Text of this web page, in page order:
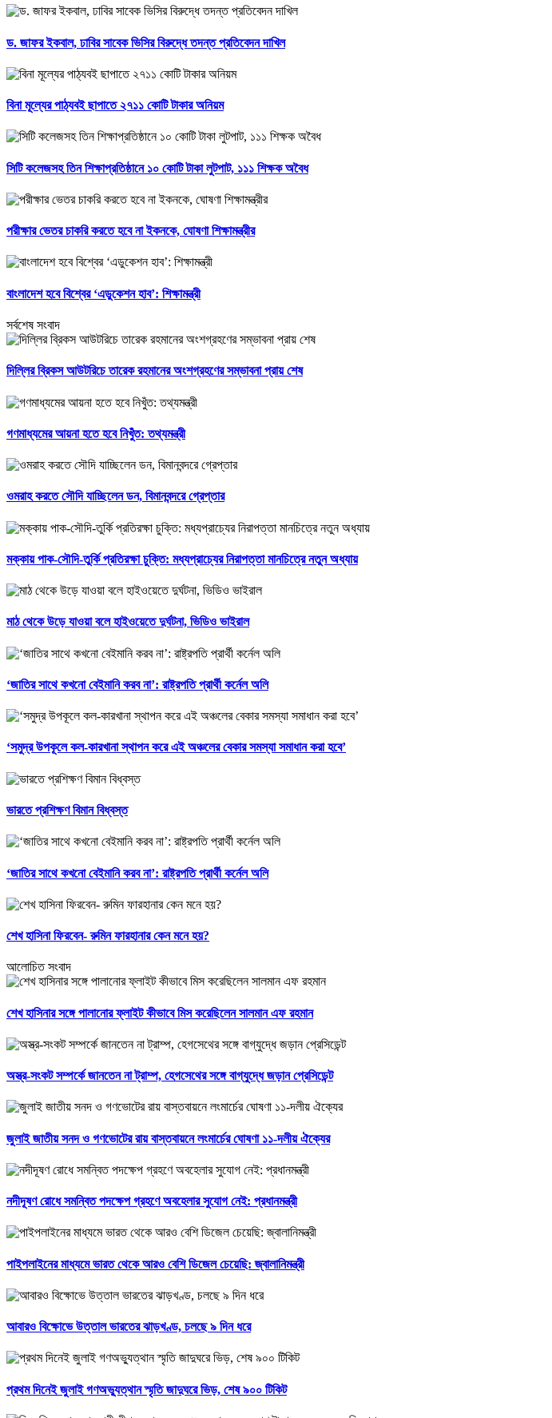
ড. জাফর ইকবাল, ঢাবির সাবেক ভিসির বিরুদ্ধে তদন্ত প্রতিবেদন দাখিল
বিনা মূল্যের পাঠ্যবই ছাপাতে ২৭১১ কোটি টাকার অনিয়ম
সিটি কলেজসহ তিন শিক্ষাপ্রতিষ্ঠানে ১০ কোটি টাকা লুটপাট, ১১১ শিক্ষক অবৈধ
পরীক্ষার ভেতর চাকরি করতে হবে না ইকনকে, ঘোষণা শিক্ষামন্ত্রীর
বাংলাদেশ হবে বিশ্বের ‘এডুকেশন হাব’: শিক্ষামন্ত্রী
সর্বশেষ সংবাদ
দিল্লির ব্রিকস আউটরিচে তারেক রহমানের অংশগ্রহণের সম্ভাবনা প্রায় শেষ
গণমাধ্যমের আয়না হতে হবে নিখুঁত: তথ্যমন্ত্রী
ওমরাহ করতে সৌদি যাচ্ছিলেন ডন, বিমানবন্দরে গ্রেপ্তার
মক্কায় পাক-সৌদি-তুর্কি প্রতিরক্ষা চুক্তি: মধ্যপ্রাচ্যের নিরাপত্তা মানচিত্রে নতুন অধ্যায়
মাঠ থেকে উড়ে যাওয়া বলে হাইওয়েতে দুর্ঘটনা, ভিডিও ভাইরাল
‘জাতির সাথে কখনো বেইমানি করব না’: রাষ্ট্রপতি প্রার্থী কর্নেল অলি
‘সমুদ্র উপকূলে কল-কারখানা স্থাপন করে এই অঞ্চলের বেকার সমস্যা সমাধান করা হবে’
ভারতে প্রশিক্ষণ বিমান বিধ্বস্ত
‘জাতির সাথে কখনো বেইমানি করব না’: রাষ্ট্রপতি প্রার্থী কর্নেল অলি
শেখ হাসিনা ফিরবেন- রুমিন ফারহানার কেন মনে হয়?
আলোচিত সংবাদ
শেখ হাসিনার সঙ্গে পালানোর ফ্লাইট কীভাবে মিস করেছিলেন সালমান এফ রহমান
অস্ত্র-সংকট সম্পর্কে জানতেন না ট্রাম্প, হেগসেথের সঙ্গে বাগ্‌যুদ্ধে জড়ান প্রেসিডেন্ট
জুলাই জাতীয় সনদ ও গণভোটের রায় বাস্তবায়নে লংমার্চের ঘোষণা ১১-দলীয় ঐক্যের
নদীদূষণ রোধে সমন্বিত পদক্ষেপ গ্রহণে অবহেলার সুযোগ নেই: প্রধানমন্ত্রী
পাইপলাইনের মাধ্যমে ভারত থেকে আরও বেশি ডিজেল চেয়েছি: জ্বালানিমন্ত্রী
আবারও বিক্ষোভে উত্তাল ভারতের ঝাড়খণ্ড, চলছে ৯ দিন ধরে
প্রথম দিনেই জুলাই গণঅভ্যুত্থান স্মৃতি জাদুঘরে ভিড়, শেষ ৯০০ টিকিট